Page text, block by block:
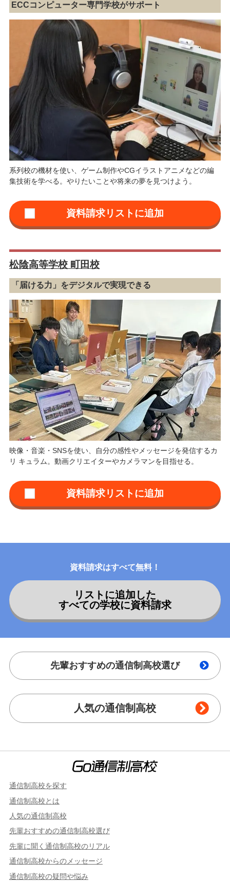
ECCコンピューター専門学校がサポート
系列校の機材を使い、ゲーム制作やCGイラストアニメなどの編
集技術を学べる。やりたいことや将来の夢を見つけよう。
松陰高等学校 町田校
「届ける力」をデジタルで実現できる
映像・音楽・SNSを使い、自分の感性やメッセージを発信するカ
リ キュラム。動画クリエイターやカメラマンを目指せる。
資料請求はすべて無料！
リストに追加した
すべての学校に資料請求
先輩おすすめの通信制高校選び
人気の通信制高校
通信制高校を探す
通信制高校とは
人気の通信制高校
先輩おすすめの通信制高校選び
先輩に聞く通信制高校のリアル
通信制高校からのメッセージ
通信制高校の疑問や悩み